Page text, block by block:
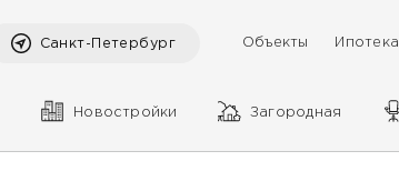
Санкт-Петербург Объекты Ипотека
Новостройки Загородная